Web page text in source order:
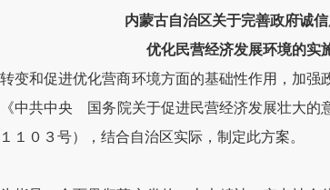
内蒙古自治区关于完善政府诚信
优化民营经济发展环境的实
变和促进优化营商环境方面的基础性作用，加
中共中央 国务院关于促进民营经济发展壮大
１０３号），结合自治区实际，制定此方案。